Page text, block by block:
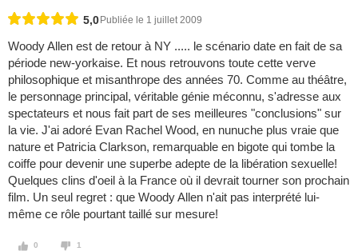
5,0 Publiée le 1 juillet 2009
Woody Allen est de retour à NY ..... le scénario date en fait de sa
période new-yorkaise. Et nous retrouvons toute cette verve
philosophique et misanthrope des années 70. Comme au théâtre,
le personnage principal, véritable génie méconnu, s'adresse aux
spectateurs et nous fait part de ses meilleures "conclusions" sur
la vie. J'ai adoré Evan Rachel Wood, en nunuche plus vraie que
nature et Patricia Clarkson, remarquable en bigote qui tombe la
coiffe pour devenir une superbe adepte de la libération sexuelle!
Quelques clins d'oeil à la France où il devrait tourner son prochain
film. Un seul regret : que Woody Allen n'ait pas interprété lui-
même ce rôle pourtant taillé sur mesure!
0 1